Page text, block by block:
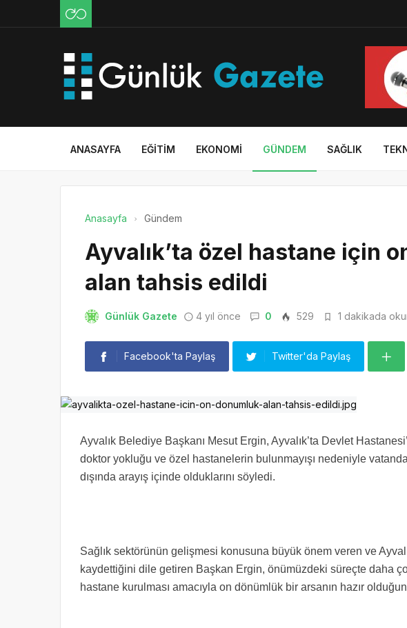
ANASAYFA EĞITIM EKONOMI GÜNDEM SAĞLIK
Anasayfa Gündem
Ayvalık’ta özel hastane için
alan tahsis edildi
Günlük Gazete 4 yıl önce 0 529 1 dakikada
Facebook'ta Paylaş Twitter'da Paylaş
Ayvalık Belediye Başkanı Mesut Ergin, Ayvalık’ta Devlet
doktor yokluğu ve özel hastanelerin bulunmayışı nedeniyle
dışında arayış içinde olduklarını söyledi.
Sağlık sektörünün gelişmesi konusuna büyük önem veren ve
kaydettiğini dile getiren Başkan Ergin, önümüzdeki süreçte daha
hastane kurulması amacıyla on dönümlük bir arsanın hazır